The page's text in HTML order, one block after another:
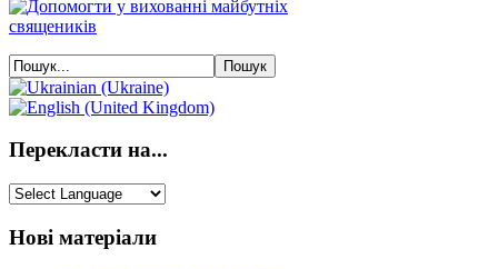
Перекласти на...
Нові матеріали